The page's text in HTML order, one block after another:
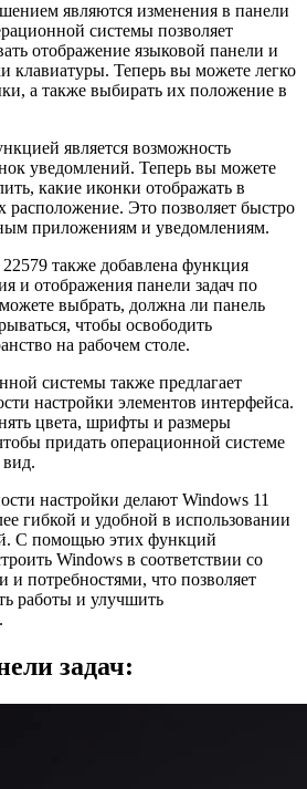
являются изменения в панели
системы позволяет
отображение языковой панели и
клавиатуры. Теперь вы можете легко
а также выбирать их положение в
является возможность
уведомлений. Теперь вы можете
какие иконки отображать в
расположение. Это позволяет быстро
приложениям и уведомлениям.
также добавлена функция
и отображения панели задач по
выбрать, должна ли панель
чтобы освободить
на рабочем столе.
системы также предлагает
настройки элементов интерфейса.
цвета, шрифты и размеры
придать операционной системе
настройки делают Windows 11
гибкой и удобной в использовании
С помощью этих функций
Windows в соответствии со
и потребностями, что позволяет
работы и улучшить
задач: